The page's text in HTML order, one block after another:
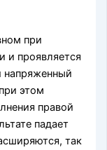
при
и проявля­ется
напря­женный
этом
правой
падает
так